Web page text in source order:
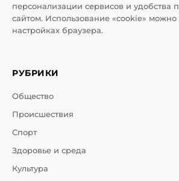
персонализации сервисов и удобства
сайтом. Использование «cookie» можно
настройках браузера.
РУБРИКИ
Общество
Происшествия
Спорт
Здоровье и среда
Культура